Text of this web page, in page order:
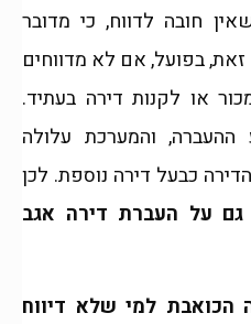
חובה לדווח, כי מדובר
בפועל, אם לא מדווחים
או לקנות דירה בעתיד.
והמערכת עלולה
כבעל דירה נוספת. לכן
גם על העברת דירה אגב
הכואבת למי שלא דיווח